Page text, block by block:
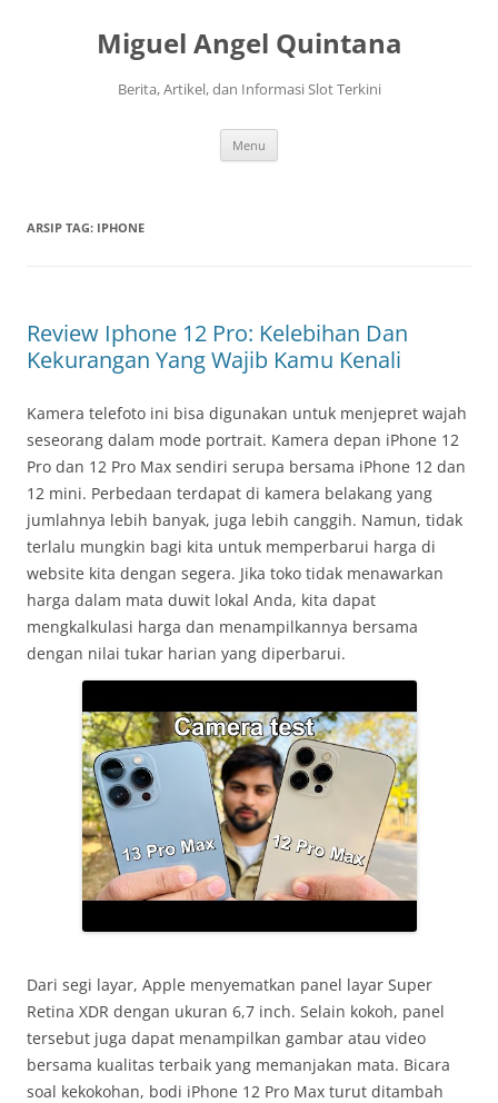
Miguel Angel Quintana
Berita, Artikel, dan Informasi Slot Terkini
Menu
ARSIP TAG: IPHONE
Review Iphone 12 Pro: Kelebihan Dan
Kekurangan Yang Wajib Kamu Kenali
Kamera telefoto ini bisa digunakan untuk menjepret wajah
seseorang dalam mode portrait. Kamera depan iPhone 12
Pro dan 12 Pro Max sendiri serupa bersama iPhone 12 dan
12 mini. Perbedaan terdapat di kamera belakang yang
jumlahnya lebih banyak, juga lebih canggih. Namun, tidak
terlalu mungkin bagi kita untuk memperbarui harga di
website kita dengan segera. Jika toko tidak menawarkan
harga dalam mata duwit lokal Anda, kita dapat
mengkalkulasi harga dan menampilkannya bersama
dengan nilai tukar harian yang diperbarui.
Dari segi layar, Apple menyematkan panel layar Super
Retina XDR dengan ukuran 6,7 inch. Selain kokoh, panel
tersebut juga dapat menampilkan gambar atau video
bersama kualitas terbaik yang memanjakan mata. Bicara
soal kekokohan, bodi iPhone 12 Pro Max turut ditambah